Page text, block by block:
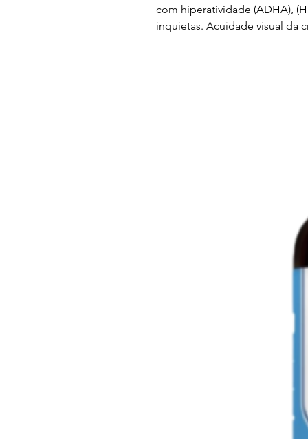
com hiperatividade (ADHA),
inquietas. Acuidade visual da